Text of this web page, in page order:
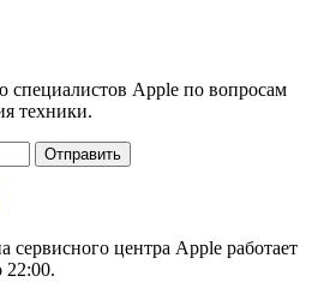
специалистов Apple по вопросам
техники.
Отправить
центра Apple работает
22:00.